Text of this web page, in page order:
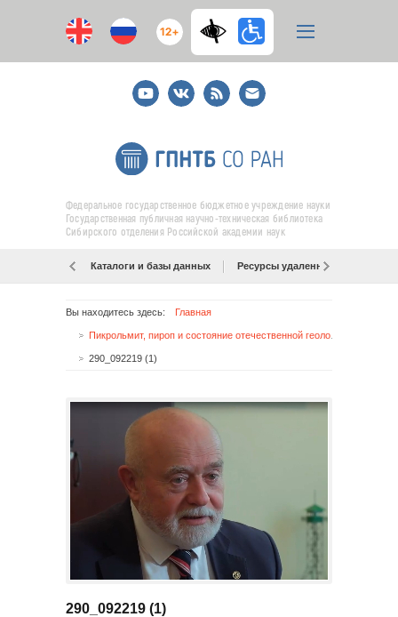
12+
YoutubeВКонтакте
RSS
E-
mail
подписка
Федеральное государственное бюджетное учреждение науки
Государственная публичная научно-техническая библиотека
Сибирского отделения Российской академии наук
Каталоги и базы данных Ресурсы удаленного доступа
Вы находитесь здесь: Главная
290_092219 (1)
290_092219 (1)